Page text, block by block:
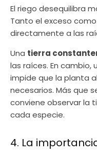
El riego desequilibra
Tanto el exceso
directamente a las
Una tierra
las raíces. En
impide que la planta
necesarios. Más que
conviene observar la
cada especie.
4. La